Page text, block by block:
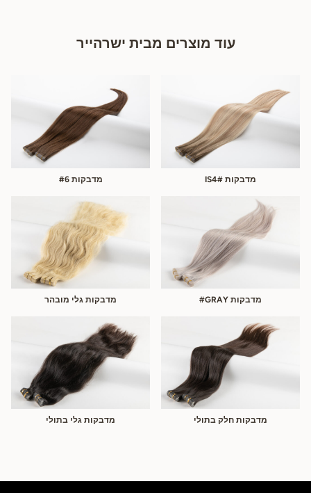
עוד מוצרים מבית ישרהייר
מדבקות IS4# מדבקות #6
מדבקות GRAY# מדבקות גלי מובהר
מדבקות חלק בתולי מדבקות גלי בתולי